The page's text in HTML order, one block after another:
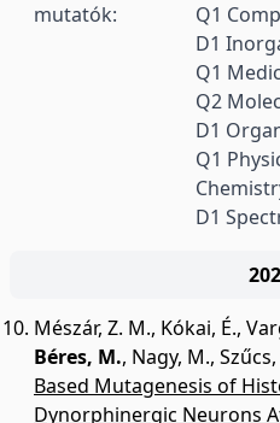
mutatók:
Q1
D1
Q1
Q2
D1
Q1
D1
Mészár, Z. M., Kókai, É.,
Béres, M., Nagy, M., Szűcs,
Based Mutagenesis of
Dynorphinergic Neurons